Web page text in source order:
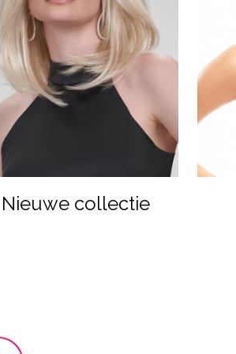
Nieuwe collectie